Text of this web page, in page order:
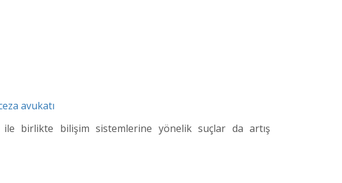
avukatı
birlikte bilişim sistemlerine yönelik suçlar da artış